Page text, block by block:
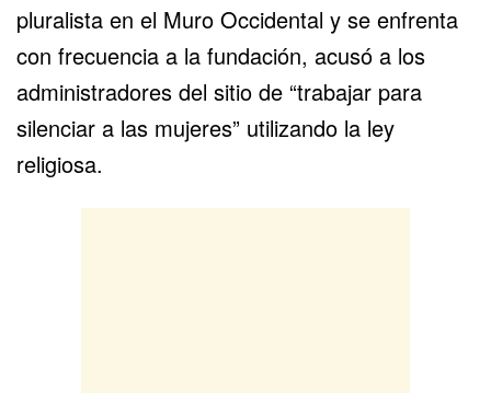
pluralista en el Muro Occidental y se enfrenta
con frecuencia a la fundación, acusó a los
administradores del sitio de “trabajar para
silenciar a las mujeres” utilizando la ley
religiosa.